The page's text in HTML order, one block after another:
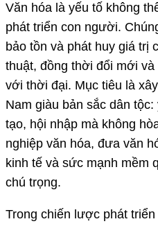
Văn hóa là yếu tố không
phát triển con người.
bảo tồn và phát huy giá trị
thuật, đồng thời đổi mới
với thời đại. Mục tiêu là
Nam giàu bản sắc dân
tạo, hội nhập mà không
nghiệp văn hóa, đưa văn
kinh tế và sức mạnh mềm
chú trọng.
Trong chiến lược phát